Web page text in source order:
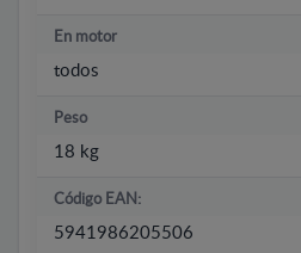
En motor
todos
Peso
18 kg
Código EAN:
5941986205506